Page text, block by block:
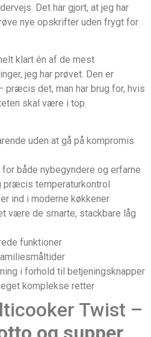
Det har gjort, at jeg har
nye opskrifter uden frygt for
klart én af de mest
jeg har prøvet. Den er
det, man har brug for, hvis
skal være i top.
uden at gå på kompromis
både nybegyndere og erfarne
præcis temperaturkontrol
ind i moderne køkkener
være de smarte, stackbare låg
funktioner
i forhold til betjeningsknapper
komplekse retter
Twist –